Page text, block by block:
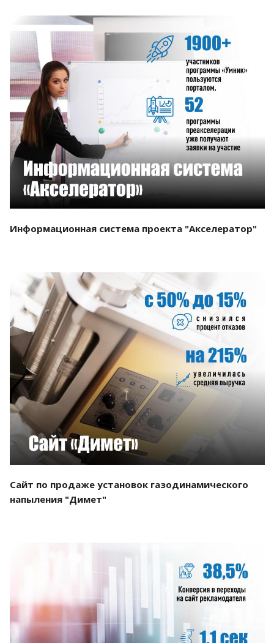
Смотреть проект
Информационная система проекта "Акселератор"
Смотреть проект
Сайт по продаже установок газодинамического
напыления "Димет"